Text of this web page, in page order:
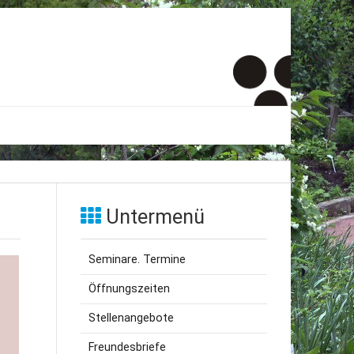
Untermenü
Seminare. Termine
Öffnungszeiten
Stellenangebote
Freundesbriefe